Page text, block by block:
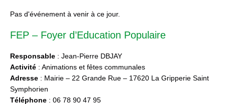
Pas d'événement à venir à ce jour.
FEP – Foyer d’Education Populaire
Responsable : Jean-Pierre DBJAY
Activité : Animations et fêtes communales
Adresse : Mairie – 22 Grande Rue – 17620 La Gripperie Saint
Symphorien
Téléphone : 06 78 90 47 95